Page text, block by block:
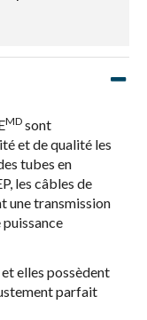
MD sont
et de qualité les
tubes en
les câbles de
une transmission
elles possèdent
parfait